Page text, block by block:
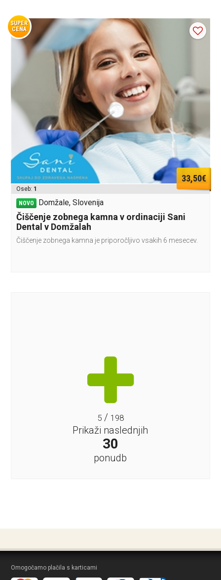
SUPER
CENA
33,50€
Oseb: 1
NOVO Domžale, Slovenija
Čiščenje zobnega kamna v ordinaciji Sani
Dental v Domžalah
Čiščenje zobnega kamna je priporočljivo vsakih 6 mesecev.
5/ 198
Prikaži naslednjih
30
ponudb
Omogočamo plačila s karticami